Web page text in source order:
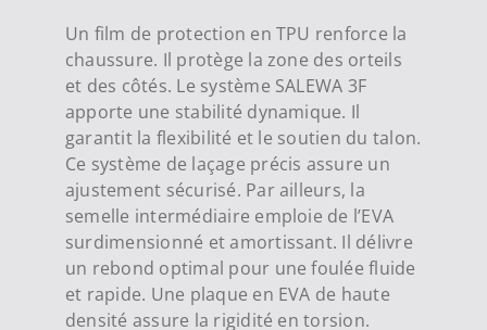
Un film de protection en TPU renforce la
chaussure. Il protège la zone des orteils
et des côtés. Le système SALEWA 3F
apporte une stabilité dynamique. Il
garantit la flexibilité et le soutien du talon.
Ce système de laçage précis assure un
ajustement sécurisé. Par ailleurs, la
semelle intermédiaire emploie de l’EVA
surdimensionné et amortissant. Il délivre
un rebond optimal pour une foulée fluide
et rapide. Une plaque en EVA de haute
densité assure la rigidité en torsion.